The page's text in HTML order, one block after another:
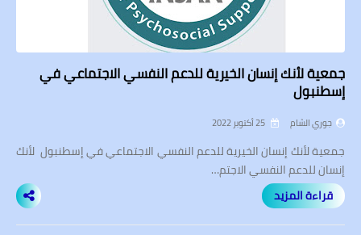
جمعية لأنك إنسان الخيرية للدعم النفسي الاجتماعي في
إسطنبول
جوري الشام
جمعية لأنك إنسان الخيرية للدعم النفسي الاجتماعي في إسطنبول لأنك
إنسان للدعم النفسي الاجتم…
قراءة المزيد